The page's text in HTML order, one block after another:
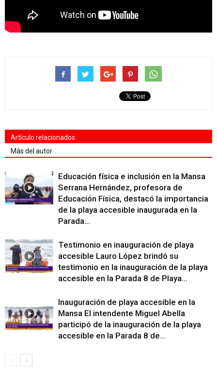
Artículo relacionados
Más del autor
Educación física e inclusión en la Mansa
Serrana Hernández, profesora de
Educación Física, destacó la importancia
de la playa accesible inaugurada en la
Parada...
Testimonio en inauguración de playa
accesible Lauro López brindó su
testimonio en la inauguración de la playa
accesible en la Parada 8 de Playa...
Inauguración de playa accesible en la
Mansa El intendente Miguel Abella
participó de la inauguración de la playa
accesible en la Parada 8 de...